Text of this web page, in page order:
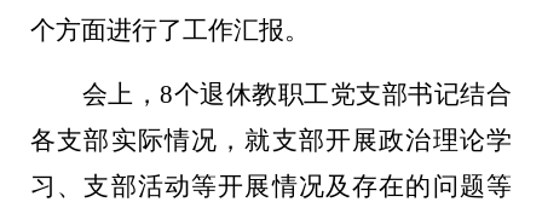
个方面进行了工作汇报。
会上，8个退休教职工党支部书记结合
各支部实际情况，就支部开展政治理论学
习、支部活动等开展情况及存在的问题等